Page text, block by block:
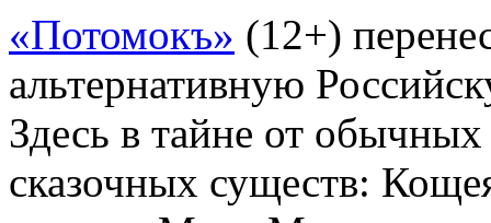
«Потомокъ» (12+)
альтернативную
Здесь в тайне от
сказочных существ: